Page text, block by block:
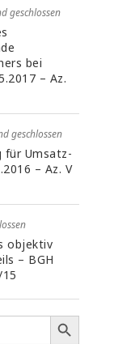
geschlossen
bei
– Az.
geschlossen
für Umsatz-
– Az. V
objektiv
– BGH